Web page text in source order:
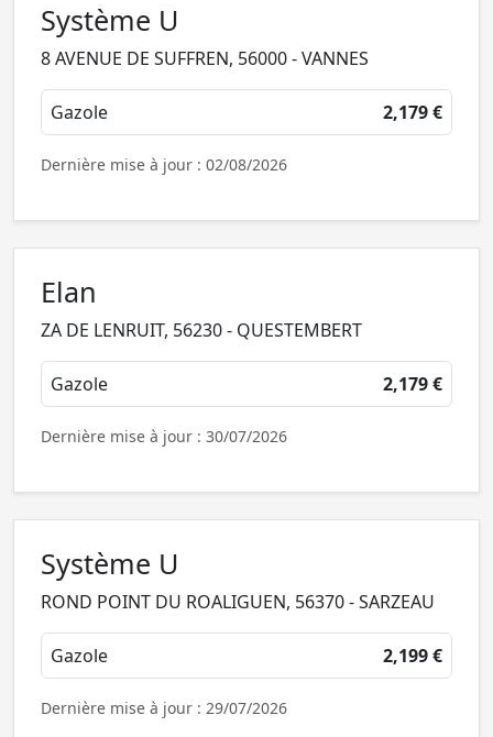
Système U
8 AVENUE DE SUFFREN, 56000 - VANNES
Gazole 2,179 €
Dernière mise à jour : 02/08/2026
Elan
ZA DE LENRUIT, 56230 - QUESTEMBERT
Gazole 2,179 €
Dernière mise à jour : 30/07/2026
Système U
ROND POINT DU ROALIGUEN, 56370 - SARZEAU
Gazole 2,199 €
Dernière mise à jour : 29/07/2026